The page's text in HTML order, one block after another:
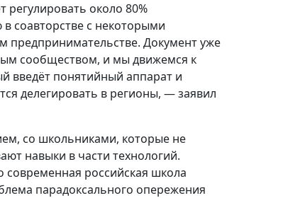
регулировать около 80%
соавторстве с некоторыми
предпринимательстве. Документ уже
сообществом, и мы движемся к
введёт понятийный аппарат и
делегировать в регионы, — заявил
со школьниками, которые не
навыки в части технологий.
современная российская школа
парадоксального опережения